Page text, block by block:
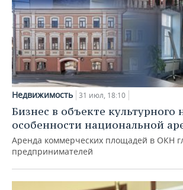
Недвижимость 31 июл, 18:10
Бизнес в объекте культурного
особенности национальной
Аренда коммерческих площадей в ОКН
предпринимателей